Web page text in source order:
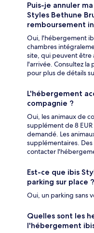
Puis-je annuler
Styles Bethune
remboursement
Oui, l'hébergement
chambres
site, qui peuvent être
l'arrivée. Consultez
pour plus de détails
L'hébergement
compagnie ?
Oui, les animaux de
supplément de 8
demandé. Les
supplémentaires.
contacter
Est-ce que ibis
parking sur place ?
Oui, un parking sans
Quelles sont les
l'hébergement